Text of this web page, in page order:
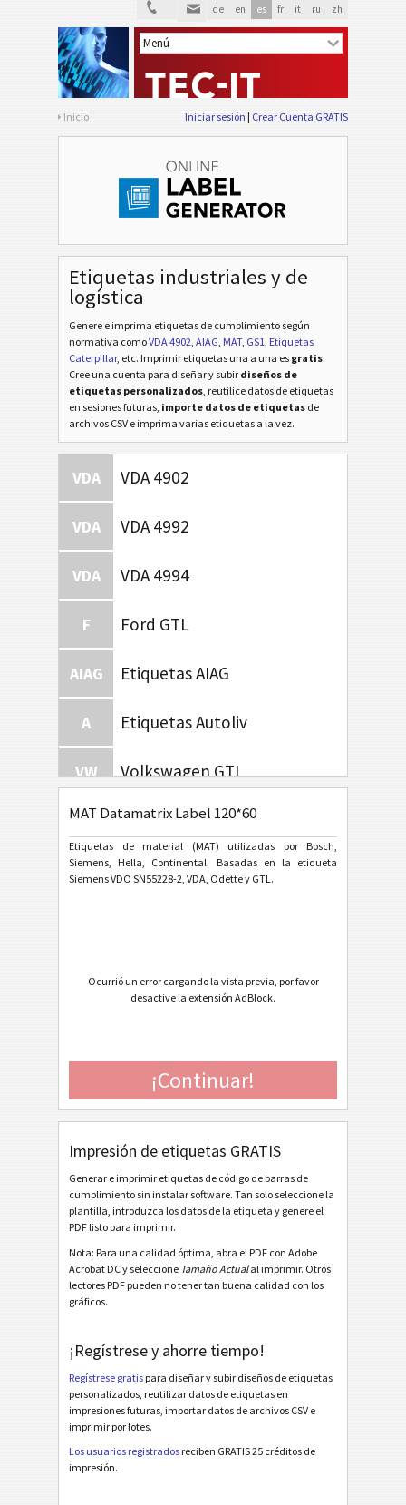
de en es fr it ru zh
Inicio Iniciar sesión Crear Cuenta GRATIS
Etiquetas industriales y de
logística
Genere e imprima etiquetas de cumplimiento según
normativa comoVDA 4902, AIAG, MAT, GS1, Etiquetas
Caterpillar, etc. Imprimir etiquetas una a una es gratis.
Cree una cuenta para diseñar y subir diseños de
etiquetas personalizados, reutilice datos de etiquetas
en sesiones futuras, importe datos de etiquetas de
archivos CSV e imprima varias etiquetas a la vez.
VDA VDA 4902
VDA VDA 4992
VDA VDA 4994
F Ford GTL
AIAG Etiquetas AIAG
A Etiquetas Autoliv
VW Volkswagen GTL
GM General Motors
CAT Caterpillar
B BOSCH
MAT Etiquetas MAT
MAT Datamatrix Label 70*48
MAT Datamatrix Label 100*40
MAT Datamatrix Label 110*40
MAT Datamatrix Label 120*60
MAT Datamatrix Label KLT
MAT PDF417 Label 100*40
MAT PDF417 Label 120*60
LTO
Etiquetas LTO
MAT Datamatrix Label 120*60
Etiquetas de material (MAT) utilizadas por Bosch,
Siemens, Hella, Continental. Basadas en la etiqueta
Siemens VDO SN55228-2, VDA, Odette y GTL.
Ocurrió un error cargando la vista previa, por favor
desactive la extensión AdBlock.
¡Continuar!
Impresión de etiquetas GRATIS
Generar e imprimir etiquetas de código de barras de
cumplimiento sin instalar software. Tan solo seleccione la
plantilla, introduzca los datos de la etiqueta y genere el
PDF listo para imprimir.
Nota: Para una calidad óptima, abra el PDF con Adobe
Acrobat DC y seleccione Tamaño Actualal imprimir. Otros
lectores PDF pueden no tener tan buena calidad con los
gráficos.
¡Regístrese y ahorre tiempo!
Regístrese gratis para diseñar y subir diseños de etiquetas
personalizados, reutilizar datos de etiquetas en
impresiones futuras, importar datos de archivos CSV e
imprimir por lotes.
Los usuarios registrados reciben GRATIS 25 créditos de
impresión.